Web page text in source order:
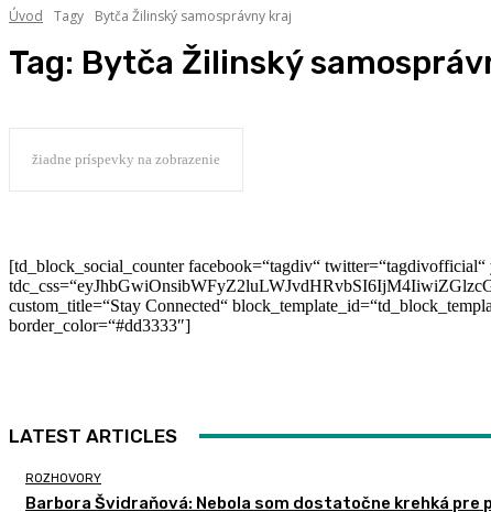
Úvod Tagy Bytča Žilinský samosprávny kraj
Tag: Bytča Žilinský
žiadne príspevky na zobrazenie
[td_block_social_counter facebook=“tagdiv“
custom_title=“Stay Connected“
border_color=“#dd3333″]
LATEST ARTICLES
ROZHOVORY
Barbora Švidraňová: Nebola som dostatočne krehká